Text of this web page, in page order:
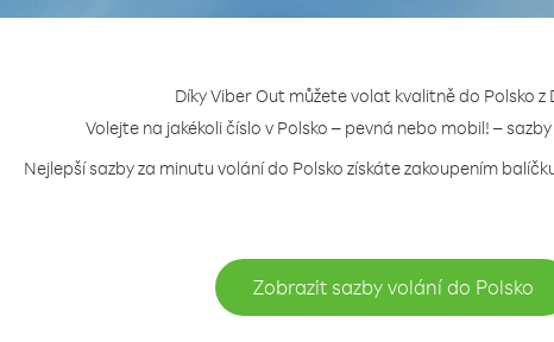
Díky Viber Out můžete volat kvalitně do Polsko z
Volejte na jakékoli číslo v Polsko – pevná nebo mobil! –
Nejlepší sazby za minutu volání do Polsko získáte zakoupením
Zobrazit sazby volání do Polsko